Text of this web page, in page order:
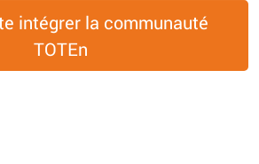
intégrer la communauté
TOTEn